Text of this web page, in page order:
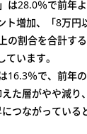
は28.0％で前年
ト増加、「8万
の割合を合計す
います。
16.3％で、前年
た層がやや減り
つながっている